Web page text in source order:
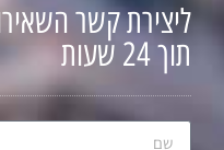
ליצירת קשר
תוך 24 שעות